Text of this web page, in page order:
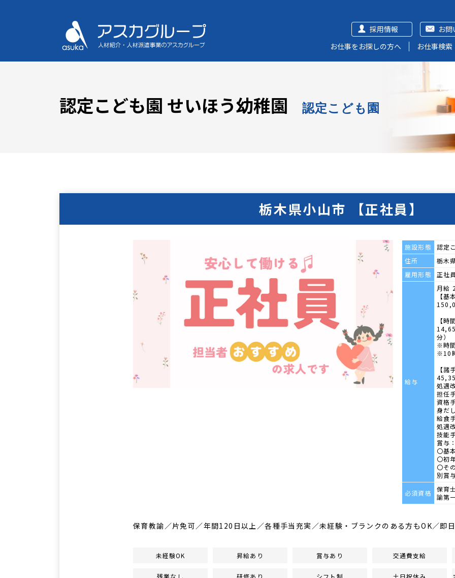
お問
採用情報
お仕事をお探しの方へ
お仕事検索
認定こども園 せいほう幼稚園 認定こども園
栃木県小山市 【正社員】
施設形態
認定
住所
栃木
雇用形態
正社
給与
月給
【基
【時
分）
※時
※10
【諸
処遇
担任
資格
身だ
給食
処遇
技能
賞与
〇基
〇初
〇そ
別賞
必須資格
保育
諭第
保育教諭／片免可／年間120日以上／各種手当充実／未経験・ブランクのある方もOK／即
未経験OK 昇給あり 賞与あり 交通費支給
残業なし 研修あり シフト制 土日祝休み